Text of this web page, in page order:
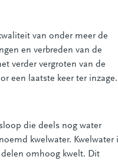
van onder meer de
en verbreden van de
verder vergroten van de
een laatste keer ter inzage.
die deels nog water
kwelwater. Kwelwater
omhoog kwelt. Dit